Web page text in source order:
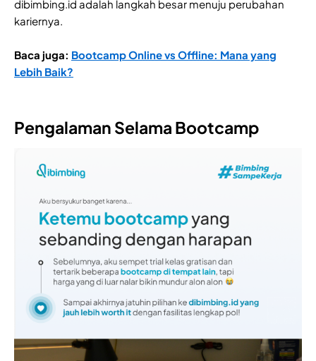
dibimbing.id adalah langkah besar menuju perubahan
kariernya.
Baca juga: Bootcamp Online vs Offline: Mana yang
Lebih Baik?
Pengalaman Selama Bootcamp